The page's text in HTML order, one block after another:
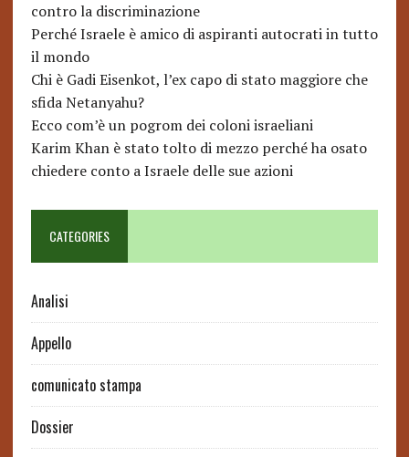
contro la discriminazione
Perché Israele è amico di aspiranti autocrati in tutto
il mondo
Chi è Gadi Eisenkot, l’ex capo di stato maggiore che
sfida Netanyahu?
Ecco com’è un pogrom dei coloni israeliani
Karim Khan è stato tolto di mezzo perché ha osato
chiedere conto a Israele delle sue azioni
CATEGORIES
Analisi
Appello
comunicato stampa
Dossier